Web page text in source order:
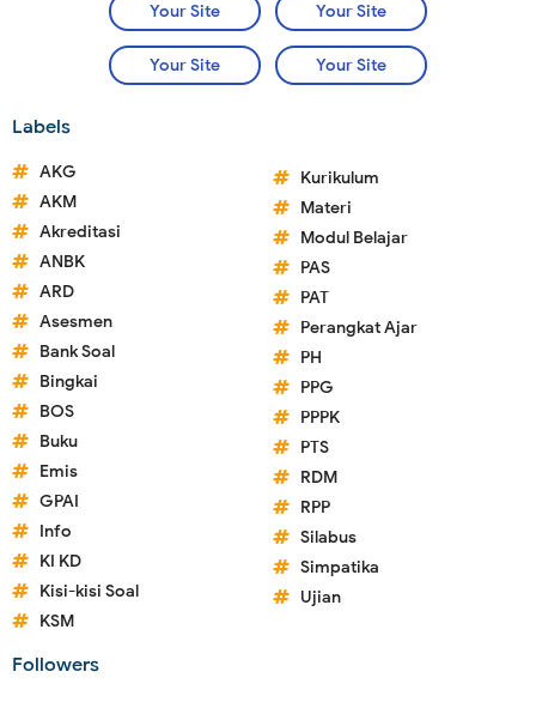
Your Site Your Site
Your Site Your Site
Labels
AKG
AKM
Akreditasi
ANBK
ARD
Asesmen
Bank Soal
Bingkai
BOS
Buku
Emis
GPAI
Info
KI KD
Kisi-kisi Soal
KSM
Kurikulum
Materi
Modul Belajar
PAS
PAT
Perangkat Ajar
PH
PPG
PPPK
PTS
RDM
RPP
Silabus
Simpatika
Ujian
Followers